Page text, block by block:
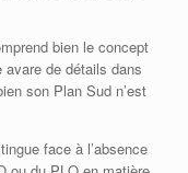
bien le concept
de détails dans
son Plan Sud n’est
face à l’absence